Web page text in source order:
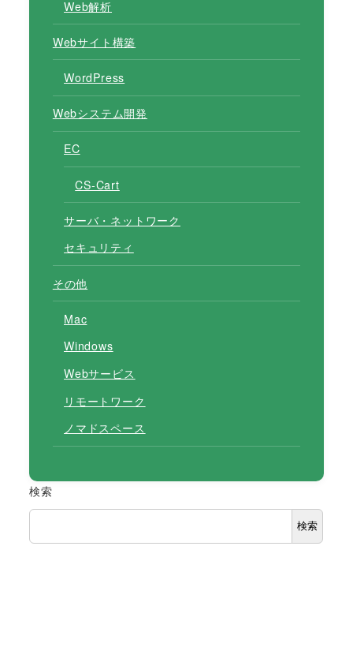
Web解析
Webサイト構築
WordPress
Webシステム開発
EC
CS-Cart
サーバ・ネットワーク
セキュリティ
その他
Mac
Windows
Webサービス
リモートワーク
ノマドスペース
検索
検索